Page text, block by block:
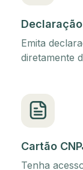
Emita
diretamente
Cartão
Tenha